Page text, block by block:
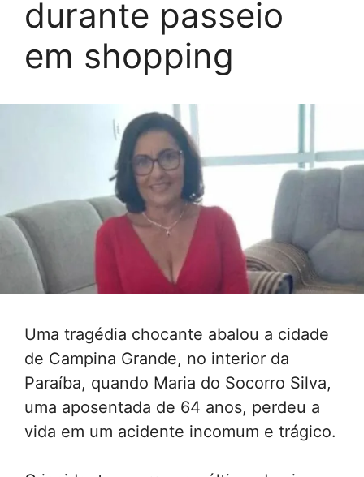
durante passeio
em shopping
Uma tragédia chocante abalou a cidade
de Campina Grande, no interior da
Paraíba, quando Maria do Socorro Silva,
uma aposentada de 64 anos, perdeu a
vida em um acidente incomum e trágico.